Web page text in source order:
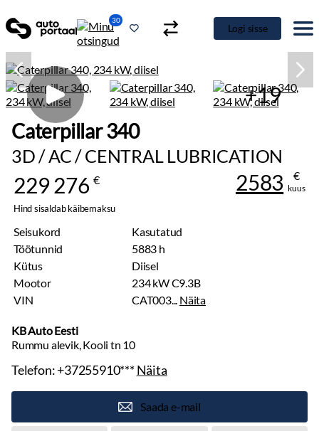
30
Logi sisse
+19
Caterpillar 340
3D / AC / CENTRAL LUBRICATION
229 276 € 2583 €
kuus
Hind sisaldab käibemaksu
Seisukord
Kasutatud
Töötunnid
5883 h
Kütus
Diisel
Mootor
234 kW C9.3B
VIN
CAT003... Näita
KB Auto Eesti
Rummu alevik, Kooli tn 10
Telefon:+37255910***Näita
Saada e-mail